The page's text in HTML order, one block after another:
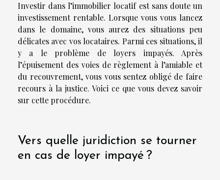
Investir dans l’immobilier locatif est sans doute un
investissement rentable. Lorsque vous vous lancez
dans le domaine, vous aurez des situations peu
délicates avec vos locataires. Parmi ces situations, il
y a le problème de loyers impayés. Après
l’épuisement des voies de règlement à l’amiable et
du recouvrement, vous vous sentez obligé de faire
recours à la justice. Voici ce que vous devez savoir
sur cette procédure.
Vers quelle juridiction se tourner
en cas de loyer impayé ?